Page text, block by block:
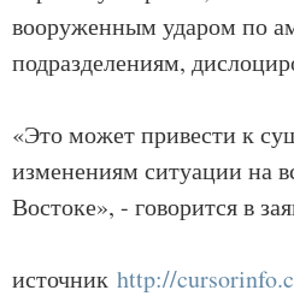
вооруженным ударом по
подразделениям,
«Это может привести к
изменениям ситуации на
Востоке», - говорится в
источник http://